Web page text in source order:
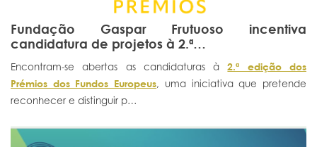
Investigação
Portal do Investigador
Fundação Gaspar Frutuoso incentiva
candidatura de projetos à 2.ª…
Encontram-se abertas as candidaturas à2.ª edição dos
Prémios dos Fundos Europeus, uma iniciativa que pretende
reconhecer e distinguir p…